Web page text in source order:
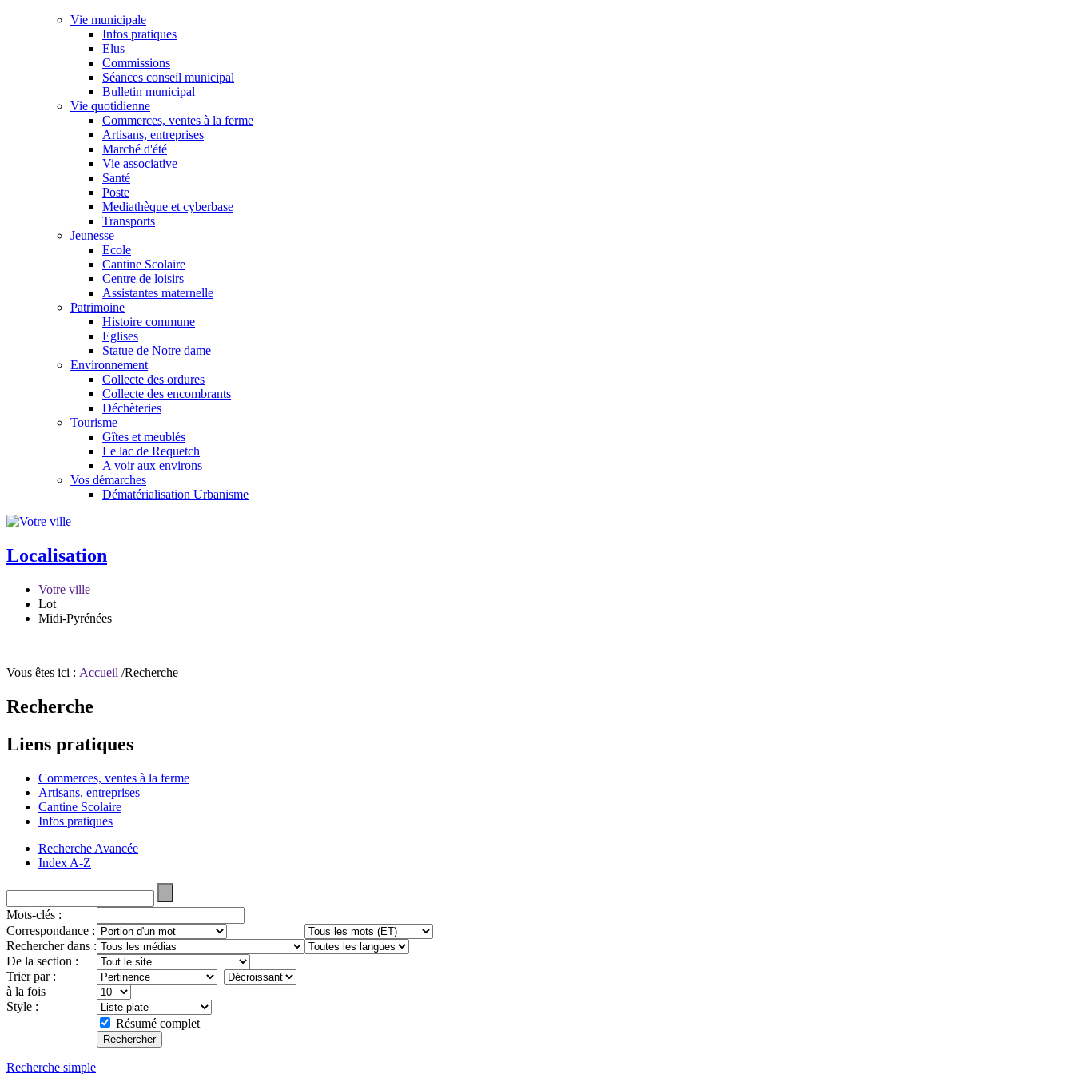
Vie municipale
Infos pratiques
Elus
Commissions
Séances conseil municipal
Bulletin municipal
Vie quotidienne
Commerces, ventes à la ferme
Artisans, entreprises
Marché d'été
Vie associative
Santé
Poste
Mediathèque et cyberbase
Transports
Jeunesse
Ecole
Cantine Scolaire
Centre de loisirs
Assistantes maternelle
Patrimoine
Histoire commune
Eglises
Statue de Notre dame
Environnement
Collecte des ordures
Collecte des encombrants
Déchèteries
Tourisme
Gîtes et meublés
Le lac de Requetch
A voir aux environs
Vos démarches
Dématérialisation Urbanisme
Localisation
Votre ville
Lot
Midi-Pyrénées
Vous êtes ici : Accueil /Recherche
Recherche
Liens pratiques
Commerces, ventes à la ferme
Artisans, entreprises
Cantine Scolaire
Infos pratiques
Recherche Avancée
Index A-Z
Mots-clés :
Correspondance :
Rechercher dans :
De la section :
Trier par :
à la fois
Style :
Résumé complet
Recherche simple